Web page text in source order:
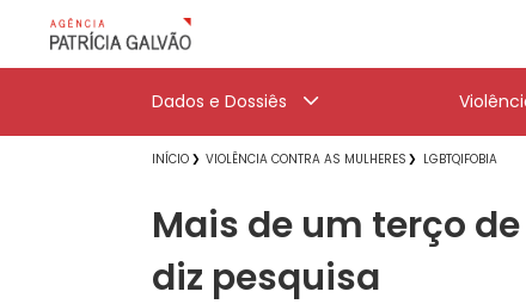
Dados e Dossiês
INÍCIO VIOLÊNCIA CONTRA AS MULHERES LGBTQIFOBIA
Mais de um terço
diz pesquisa